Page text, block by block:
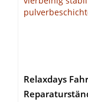
Relaxdays